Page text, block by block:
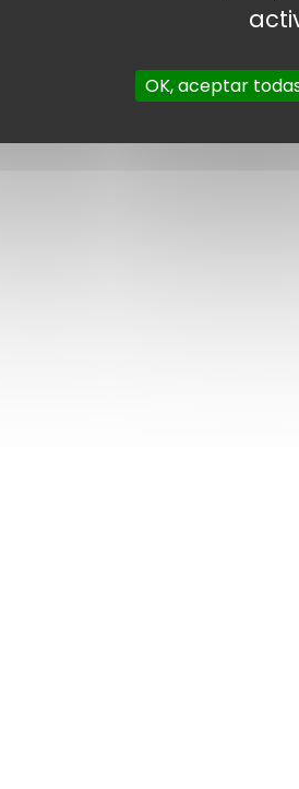
OK, aceptar